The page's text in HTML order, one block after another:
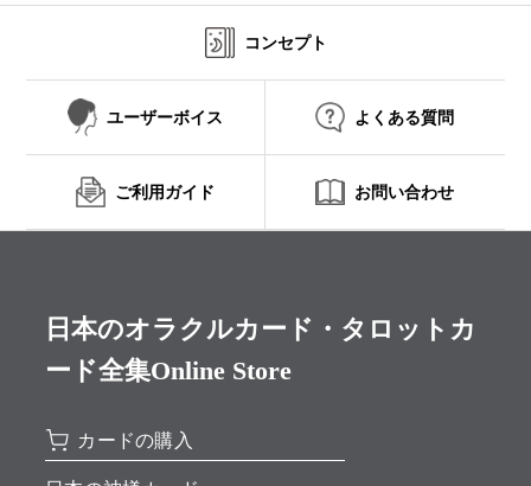
コンセプト
ユーザーボイス よくある質問
ご利用ガイド お問い合わせ
日本のオラクルカード・タロットカ
ード全集Online Store
カードの購入